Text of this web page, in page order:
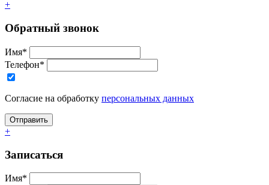
+
Обратный звонок
Имя*
Телефон*
Согласие на обработку персональных данных
+
Записаться
Имя*